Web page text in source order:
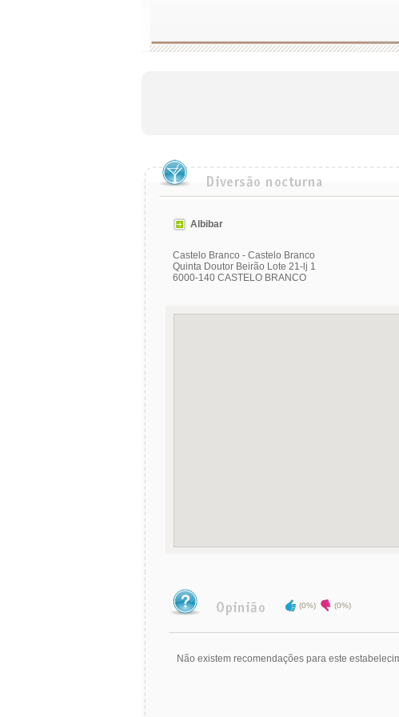
Albibar
Castelo Branco - Castelo Branco
Quinta Doutor Beirão Lote 21-lj 1
6000-140 CASTELO BRANCO
(0%) (0%)
Não existem recomendações para este